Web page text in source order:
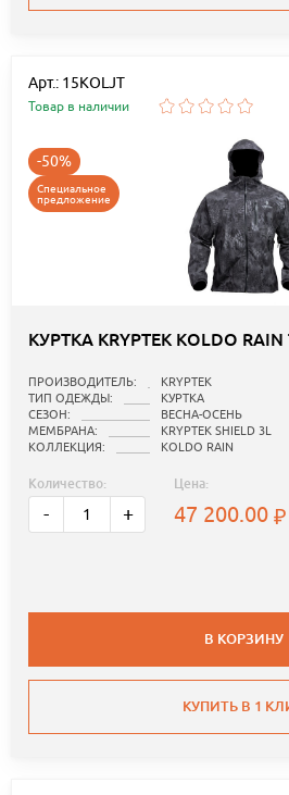
Арт.: 15KOLJT
Товар в наличии
-50%
Специальное
предложение
КУРТКА KRYPTEK KOLDO RAIN
ПРОИЗВОДИТЕЛЬ:
KRYPTEK
ТИП ОДЕЖДЫ:
КУРТКА
СЕЗОН:
ВЕСНА-ОСЕНЬ
МЕМБРАНА:
KRYPTEK SHIELD 3L
КОЛЛЕКЦИЯ:
KOLDO RAIN
Количество:
- +
Цена:
47 200.00
В КОРЗИНУ
КУПИТЬ В 1